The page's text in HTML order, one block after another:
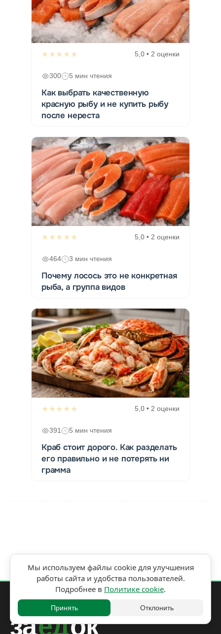
★★★★★ 5,0 • 2 оценки
300 5 мин чтения
Как выбрать качественную
красную рыбу и не купить рыбу
после нереста
★★★★★ 5,0 • 2 оценки
464 3 мин чтения
Почему лосось это не конкретная
рыба, а группа видов
★★★★★ 5,0 • 2 оценки
391 5 мин чтения
Краб стоит дорого. Как разделать
его правильно и не потерять ни
грамма
Мы используем файлы cookie для улучшения
работы сайта и удобства пользователей.
Подробнее в Политике cookie.
Принять Отклонить
заедок